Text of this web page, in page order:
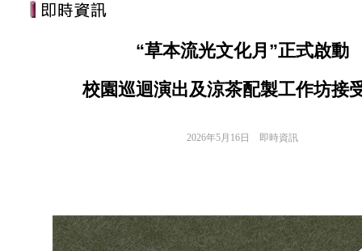
“草本流光文化月”正式啟動
校園巡迴演出及涼茶配製工作坊接
2026年5月16日 即時資訊